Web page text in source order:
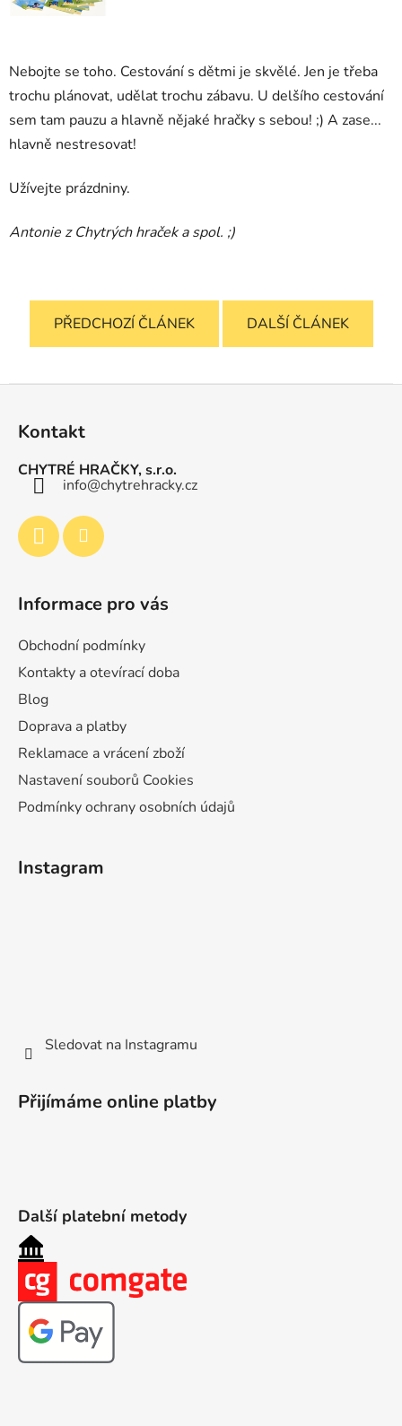
Nebojte se toho. Cestování s dětmi je skvělé. Jen je třeba
trochu plánovat, udělat trochu zábavu. U delšího cestování
sem tam pauzu a hlavně nějaké hračky s sebou! ;) A zase...
hlavně nestresovat!
Užívejte prázdniny.
Antonie z Chytrých hraček a spol. ;)
PŘEDCHOZÍ ČLÁNEK DALŠÍ ČLÁNEK
Kontakt
CHYTRÉ HRAČKY, s.r.o.
info@chytrehracky.cz
Informace pro vás
Obchodní podmínky
Kontakty a otevírací doba
Blog
Doprava a platby
Reklamace a vrácení zboží
Nastavení souborů Cookies
Podmínky ochrany osobních údajů
Instagram
Sledovat na Instagramu
Přijímáme online platby
Další platební metody